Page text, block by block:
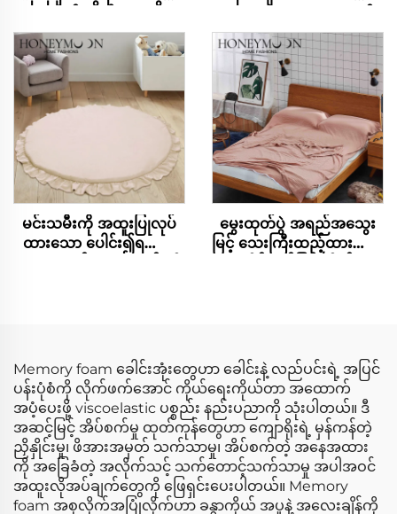
ဆိုးထားသော အုတ်အကာ
များ နှင့် ဖုံးအုပ်ရန် အကာ
မိုက်ခရိုဖိုင်ဘာ ကုထုရှိတ်
ဆိုးထားသော အုတ်အကာ
များ နှင့် ဖုံးအုပ်ရန် အကာ
များ
မင်းသမီးကို အထူးပြုလုပ်
ထားသော ပေါင်း၍ရသော
ကစားကွင်း ကုန်ပစ္စည်းများ
မွေးထုတ်ပွဲ အရည်အသွေး
မြင့် သေးကြီးထည့်ထားသော
Memory foam ခေါင်းအုံးတွေဟာ ခေါင်းနဲ့ လည်ပင်းရဲ့ အပြင်
ပန်းပုံစံကို လိုက်ဖက်အောင် ကိုယ်ရေးကိုယ်တာ အထောက်
အပံ့ပေးဖို့ viscoelastic ပစ္စည်း နည်းပညာကို သုံးပါတယ်။ ဒီ
အဆင့်မြင့် အိပ်စက်မှု ထုတ်ကုန်တွေဟာ ကျောရိုးရဲ့ မှန်ကန်တဲ့
ညှိနှိုင်းမှု၊ ဖိအားအမှတ် သက်သာမှု၊ အိပ်စက်တဲ့ အနေအထား
ကို အခြေခံတဲ့ အလိုက်သင့် သက်တောင့်သက်သာမှု အပါအဝင်
အထူးလိုအပ်ချက်တွေကို ဖြေရှင်းပေးပါတယ်။ Memory
foam အစုလိုက်အပြုံလိုက်ဟာ ခန္ဓာကိုယ် အပူနဲ့ အလေးချိန်ကို